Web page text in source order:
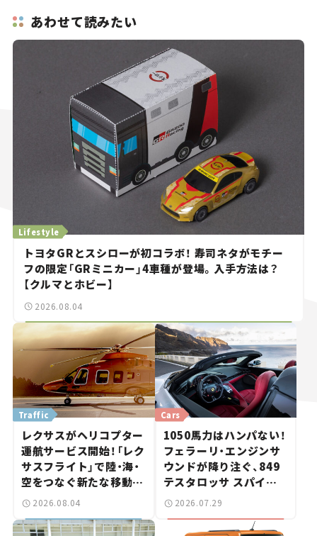
あわせて読みたい
Lifestyle
トヨタGRとスシローが初コラボ！ 寿司ネタがモチー
フの限定「GRミニカー」4車種が登場。入手方法は？
【クルマとホビー】
2026.08.04
Traffic
レクサスがヘリコプター
運航サービス開始！「レク
サスフライト」で陸・海・
空をつなぐ新たな移動体
験とは
2026.08.04
Cars
1050馬力はハンパない！
フェラーリ・エンジンサ
ウンドが降り注ぐ、849
テスタロッサ スパイダ
ーに試乗。
2026.07.29